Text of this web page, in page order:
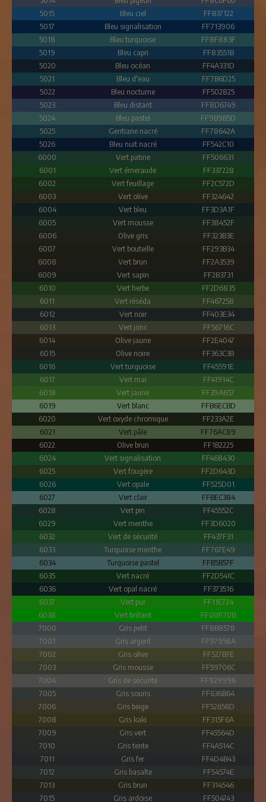
5015
Bleu ciel
FFB37122
5017
Bleu signalisation
FF713906
5018
Bleu turquoise
FF8F883F
5019
Bleu capri
FF83551B
5020
Bleu océan
FF4A331D
5021
Bleu d'eau
FF7B6D25
5022
Bleu nocturne
FF502825
5023
Bleu distant
FF8D6749
5024
Bleu pastel
FF9B9B5D
5025
Gentiane nacré
FF78642A
5026
Bleu nuit nacré
FF542C10
6000
Vert patine
FF506631
6001
Vert émeraude
FF337228
6002
Vert feuillage
FF2C572D
6003
Vert olive
FF324642
6004
Vert bleu
FF3D3A1F
6005
Vert mousse
FF38452F
6006
Olive gris
FF323B3E
6007
Vert bouteille
FF293B34
6008
Vert brun
FF2A3539
6009
Vert sapin
FF2B3731
6010
Vert herbe
FF2D6835
6011
Vert réséda
FF467258
6012
Vert noir
FF403E34
6013
Vert jonc
FF56716C
6014
Olive jaune
FF2E4047
6015
Olive noire
FF363C3B
6016
Vert turquoise
FF45591E
6017
Vert mai
FF41914C
6018
Vert jaune
FF39A657
6019
Vert blanc
FFB6ECBD
6020
Vert oxyde chromique
FF233A2E
6021
Vert pâle
FF76AC89
6022
Olive brun
FF1B2225
6024
Vert signalisation
FF468430
6025
Vert fougère
FF2D643D
6026
Vert opale
FF525D01
6027
Vert clair
FFBEC384
6028
Vert pin
FF45552C
6029
Vert menthe
FF3D6020
6032
Vert de sécurité
FF437F31
6033
Turquoise menthe
FF767E49
6034
Turquoise pastel
FFB5B57F
6035
Vert nacré
FF2D541C
6036
Vert opal nacré
FF373516
6037
Vert pur
FF11E724
6038
Vert brillant
FF00F700
7000
Gris petit
FF8B8578
7001
Gris argent
FF97958A
7002
Gris olive
FF527B7E
7003
Gris mousse
FF59706C
7004
Gris de sécurité
FF929996
7005
Gris souris
FF636B64
7006
Gris beige
FF52656D
7008
Gris kaki
FF315F6A
7009
Gris vert
FF45564D
7010
Gris tente
FF4A514C
7011
Gris fer
FF4D4B43
7012
Gris basalte
FF54574E
7013
Gris brun
FF314546
7015
Gris ardoise
FF504743